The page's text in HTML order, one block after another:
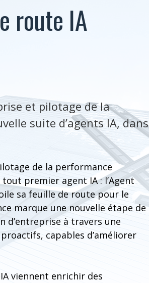
route IA
et pilotage de la
suite d’agents IA, dans
de la performance
premier agent IA : l’Agent
sa feuille de route pour le
marque une nouvelle étape de
d’entreprise à travers une
capables d’améliorer
viennent enrichir des